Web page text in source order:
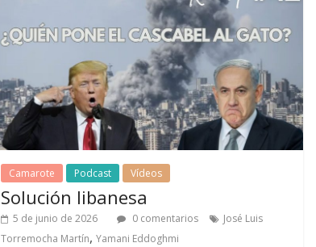
Camarote Podcast Vídeos
Solución libanesa
5 de junio de 2026 0 comentarios
José Luis
Torremocha Martín,Yamani Eddoghmi